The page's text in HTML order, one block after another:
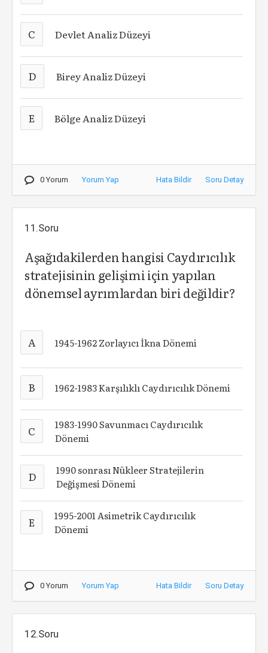
C Devlet Analiz Düzeyi
D Birey Analiz Düzeyi
E Bölge Analiz Düzeyi
0 Yorum Yorum Yap Hata Bildir Soru Detay
11.Soru
Aşağıdakilerden hangisi Caydırıcılık
stratejisinin gelişimi için yapılan
dönemsel ayrımlardan biri değildir?
A 1945-1962 Zorlayıcı İkna Dönemi
B 1962-1983 Karşılıklı Caydırıcılık Dönemi
C
1983-1990 Savunmacı Caydırıcılık
Dönemi
D
1990 sonrası Nükleer Stratejilerin
Değişmesi Dönemi
E
1995-2001 Asimetrik Caydırıcılık
Dönemi
0 Yorum Yorum Yap Hata Bildir Soru Detay
12.Soru